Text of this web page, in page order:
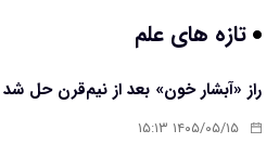
تازه های علم
راز «آبشار خون» بعد از نیم‌قرن حل شد
۱۴۰۵/۰۵/۱۵ ۱۵:۱۳